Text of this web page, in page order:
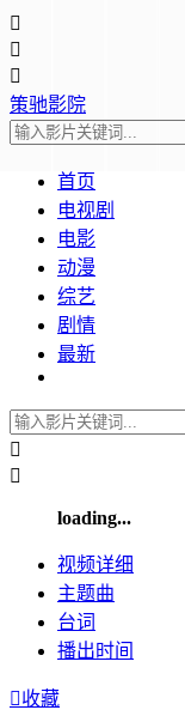



策驰影院
首页
电视剧
电影
动漫
综艺
剧情
最新


loading...
视频详细
主题曲
台词
播出时间
收藏